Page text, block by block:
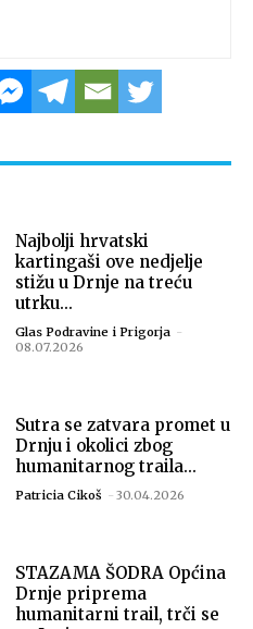
Najbolji hrvatski
kartingaši ove nedjelje
stižu u Drnje na treću
utrku...
Glas Podravine i Prigorja -
08.07.2026
Sutra se zatvara promet u
Drnju i okolici zbog
humanitarnog traila...
Patricia Cikoš - 30.04.2026
STAZAMA ŠODRA Općina
Drnje priprema
humanitarni trail, trči se